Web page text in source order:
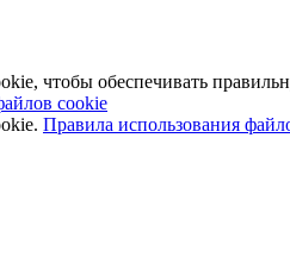
чтобы обеспечивать
cookie
Правила использования